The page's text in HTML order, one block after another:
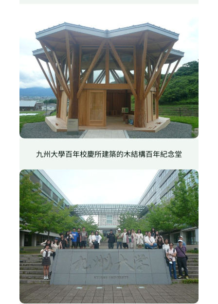
九州大學百年校慶所建築的木結構百年紀念堂